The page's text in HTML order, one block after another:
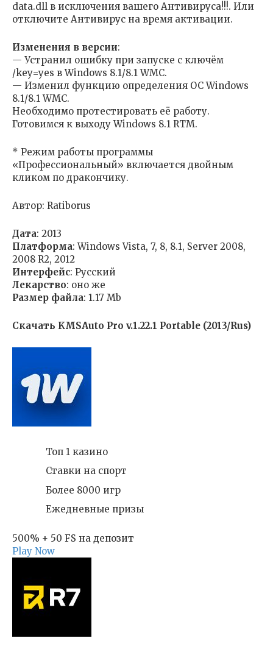
data.dll в исключения вашего Антивируса!!!. Или
отключите Антивирус на время активации.
Изменения в версии:
— Устранил ошибку при запуске с ключём
/key=yes в Windows 8.1/8.1 WMC.
— Изменил функцию определения ОС Windows
8.1/8.1 WMC.
Необходимо протестировать её работу.
Готовимся к выходу Windows 8.1 RTM.
* Режим работы программы
«Профессиональный» включается двойным
кликом по дракончику.
Автор: Ratiborus
Дата: 2013
Платформа: Windows Vista, 7, 8, 8.1, Server 2008,
2008 R2, 2012
Интерфейс: Русский
Лекарство: оно же
Размер файла: 1.17 Mb
Скачать KMSAuto Pro v.1.22.1 Portable (2013/Rus)
Топ 1 казино
Ставки на спорт
Более 8000 игр
Ежедневные призы
500% + 50 FS на депозит
Play Now